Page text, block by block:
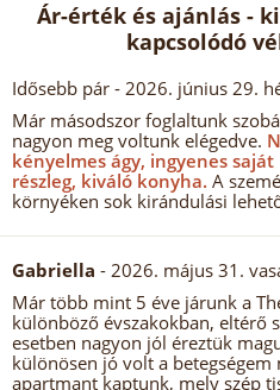
Ár-érték és ajánlás -
kapcsolódó
Idősebb pár - 2026. június 29.
Már másodszor foglaltunk
nagyon meg voltunk elégedve.
kényelmes ágy, ingyenes saját
részleg, kiváló konyha. A
környéken sok kirándulási
Gabriella - 2026. május 31.
Már több mint 5 éve járunk a
különböző évszakokban, eltérő
esetben nagyon jól éreztük
különösen jó volt a
apartmant kaptunk, mely szép